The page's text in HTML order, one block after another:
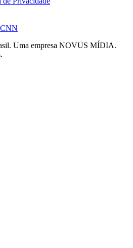
Uma empresa NOVUS MÍDIA.